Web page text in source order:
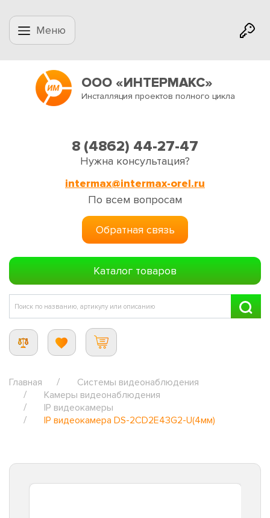
Меню
ООО «ИНТЕРМАКС»
Инсталляция проектов полного цикла
8 (4862) 44-27-47
Нужна консультация?
intermax@intermax-orel.ru
По всем вопросам
Обратная связь
Каталог товаров
Главная
Системы видеонаблюдения
Камеры видеонаблюдения
IP видеокамеры
IP видеокамера DS-2CD2E43G2-U(4мм)